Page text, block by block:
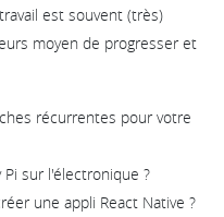
est souvent (très)
moyen de progresser et
récurrentes pour votre
sur l'électronique ?
une appli React Native ?